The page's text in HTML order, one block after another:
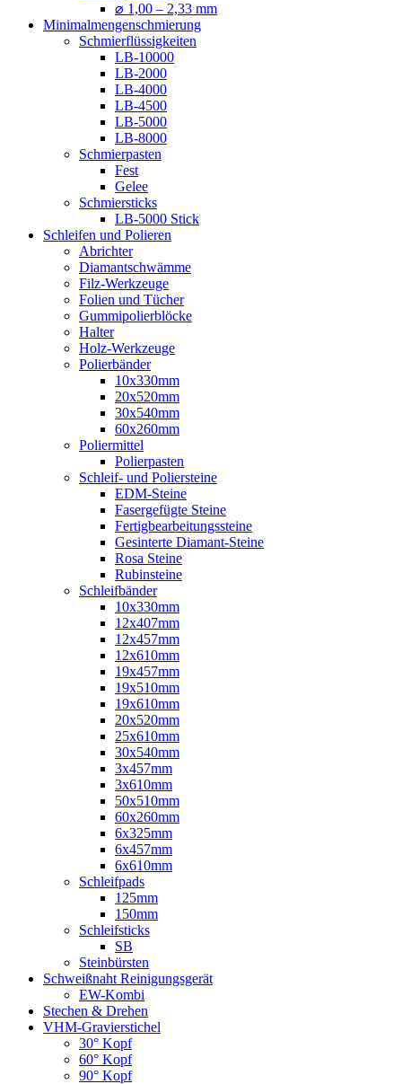
⌀ 1,00 – 2,33 mm
Minimalmengenschmierung
Schmierflüssigkeiten
LB-10000
LB-2000
LB-4000
LB-4500
LB-5000
LB-8000
Schmierpasten
Fest
Gelee
Schmiersticks
LB-5000 Stick
Schleifen und Polieren
Abrichter
Diamantschwämme
Filz-Werkzeuge
Folien und Tücher
Gummipolierblöcke
Halter
Holz-Werkzeuge
Polierbänder
10x330mm
20x520mm
30x540mm
60x260mm
Poliermittel
Polierpasten
Schleif- und Poliersteine
EDM-Steine
Fasergefügte Steine
Fertigbearbeitungssteine
Gesinterte Diamant-Steine
Rosa Steine
Rubinsteine
Schleifbänder
10x330mm
12x407mm
12x457mm
12x610mm
19x457mm
19x510mm
19x610mm
20x520mm
25x610mm
30x540mm
3x457mm
3x610mm
50x510mm
60x260mm
6x325mm
6x457mm
6x610mm
Schleifpads
125mm
150mm
Schleifsticks
SB
Steinbürsten
Schweißnaht Reinigungsgerät
EW-Kombi
Stechen & Drehen
VHM-Gravierstichel
30° Kopf
60° Kopf
90° Kopf